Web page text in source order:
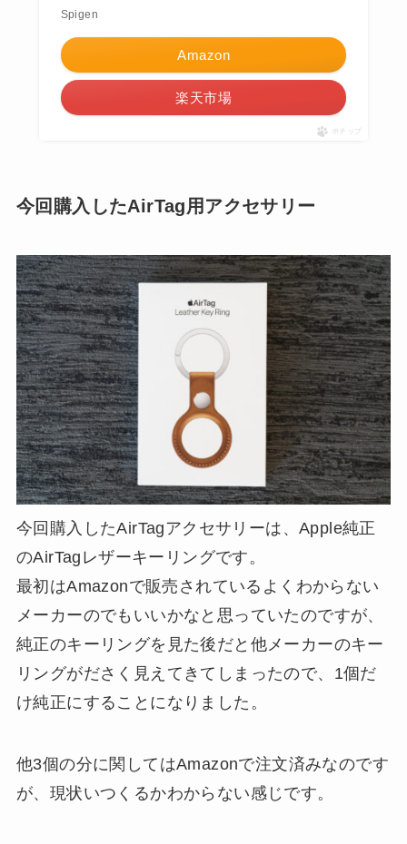
Spigen
Amazon
楽天市場
ポチップ
今回購入したAirTag用アクセサリー
今回購入したAirTagアクセサリーは、Apple純正
のAirTagレザーキーリングです。
最初はAmazonで販売されているよくわからない
メーカーのでもいいかなと思っていたのですが、
純正のキーリングを見た後だと他メーカーのキー
リングがださく見えてきてしまったので、1個だ
け純正にすることになりました。
他3個の分に関してはAmazonで注文済みなのです
が、現状いつくるかわからない感じです。